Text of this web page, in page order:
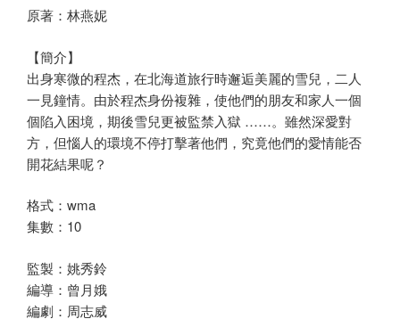
原著：林燕妮
【簡介】
出身寒微的程杰，在北海道旅行時邂逅美麗的雪兒，二人
一見鐘情。由於程杰身份複雜，使他們的朋友和家人一個
個陷入困境，期後雪兒更被監禁入獄 ……。雖然深愛對
方，但惱人的環境不停打擊著他們，究竟他們的愛情能否
開花結果呢？
格式：wma
集數：10
監製：姚秀鈴
編導：曾月娥
編劇：周志威